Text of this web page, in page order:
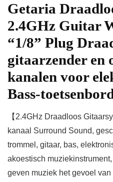
Getaria
2.4GHz Guitar
“1/8” Plug
gitaarzender en
kanalen voor
Bass-
【2.4GHz Draadloos
kanaal Surround Sound,
trommel, gitaar, bas,
akoestisch
geven muziek het gevoel